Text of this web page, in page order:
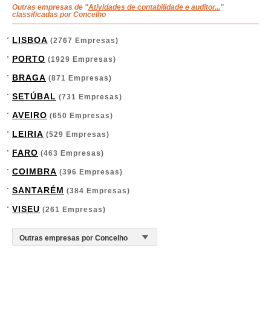
Outras empresas de "Atividades de contabilidade e auditor..."
classificadas por Concelho
LISBOA (2767 Empresas)
PORTO (1929 Empresas)
BRAGA (871 Empresas)
SETÚBAL (731 Empresas)
AVEIRO (650 Empresas)
LEIRIA (529 Empresas)
FARO (463 Empresas)
COIMBRA (396 Empresas)
SANTARÉM (384 Empresas)
VISEU (261 Empresas)